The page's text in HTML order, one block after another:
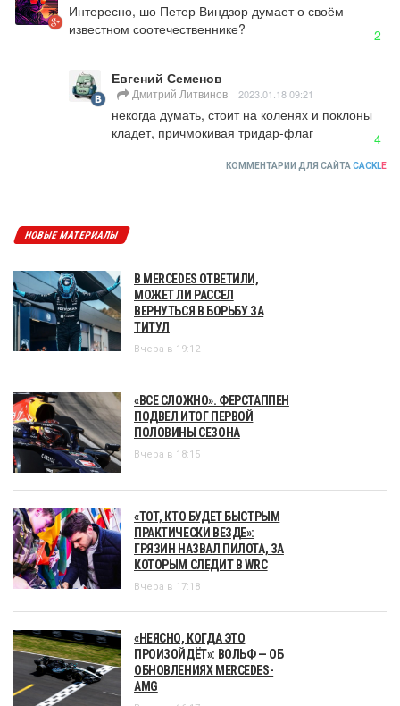
Интересно, шо Петер Виндзор думает о своём
известном соотечественнике?
2
Евгений Семенов
Дмитрий Литвинов 2023.01.18 09:21
некогда думать, стоит на коленях и поклоны
кладет, причмокивая тридар-флаг
4
КОММЕНТАРИИ ДЛЯ САЙТА CACKLE
НОВЫЕ МАТЕРИАЛЫ
В MERCEDES ОТВЕТИЛИ,
МОЖЕТ ЛИ РАССЕЛ
ВЕРНУТЬСЯ В БОРЬБУ ЗА
ТИТУЛ
Вчера в 19:12
«ВСЕ СЛОЖНО». ФЕРСТАППЕН
ПОДВЕЛ ИТОГ ПЕРВОЙ
ПОЛОВИНЫ СЕЗОНА
Вчера в 18:15
«ТОТ, КТО БУДЕТ БЫСТРЫМ
ПРАКТИЧЕСКИ ВЕЗДЕ»:
ГРЯЗИН НАЗВАЛ ПИЛОТА, ЗА
КОТОРЫМ СЛЕДИТ В WRC
Вчера в 17:18
«НЕЯСНО, КОГДА ЭТО
ПРОИЗОЙДЁТ»: ВОЛЬФ — ОБ
ОБНОВЛЕНИЯХ MERCEDES-
AMG